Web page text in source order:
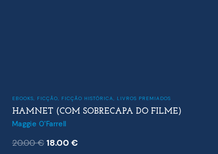
EBOOKS, FICÇÃO, FICÇÃO HISTÓRICA, LIVROS PREMIADOS
HAMNET (COM SOBRECAPA DO FILME)
Maggie O'Farrell
20.00€ O
18.00 €O